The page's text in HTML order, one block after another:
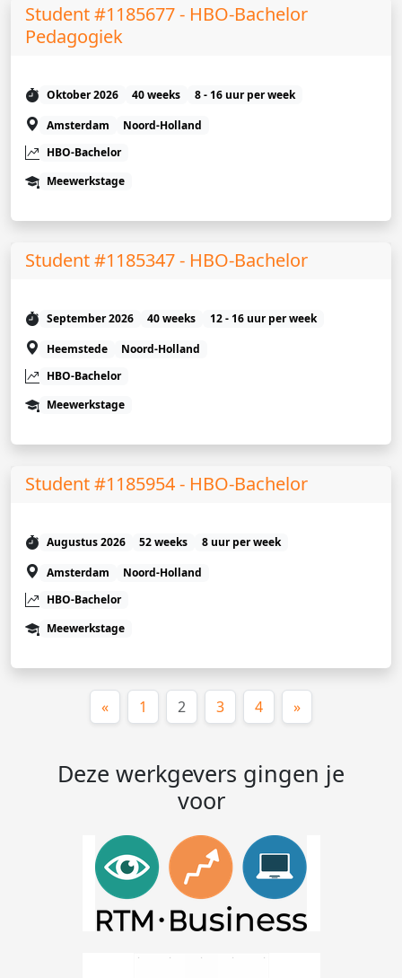
Student #1185677 - HBO-Bachelor
Pedagogiek
Oktober 2026 40 weeks
8 - 16 uur per week
Amsterdam
Noord-Holland
HBO-Bachelor
Meewerkstage
Student #1185347 - HBO-Bachelor
September 2026 40 weeks
12 - 16 uur per week
Heemstede
Noord-Holland
HBO-Bachelor
Meewerkstage
Student #1185954 - HBO-Bachelor
Augustus 2026 52 weeks
8 uur per week
Amsterdam
Noord-Holland
HBO-Bachelor
Meewerkstage
« 1 2 (huidige)
3 4 »
Deze werkgevers gingen je
voor